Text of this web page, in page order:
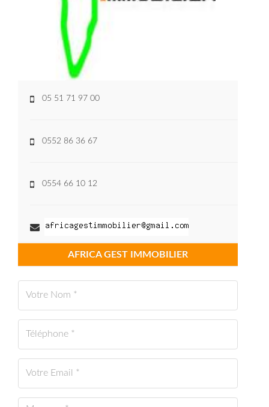
05 51 71 97 00
0552 86 36 67
0554 66 10 12
AFRICA GEST IMMOBILIER